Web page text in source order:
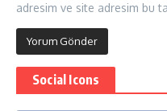
adresim ve site adresim bu
Social Icons